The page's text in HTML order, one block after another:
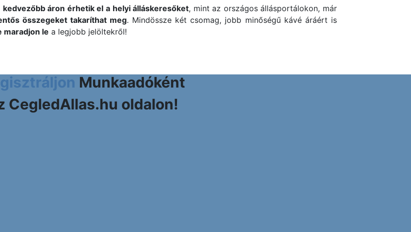
kedvezőbb áron érhetik el a helyi álláskeresőket, mint az országos állásportálokon, már
összegeket takaríthat meg. Mindössze két csomag, jobb minőségű kávé áráért is
maradjon le a legjobb jelöltekről!
Munkaadóként
CegledAllas.hu oldalon!